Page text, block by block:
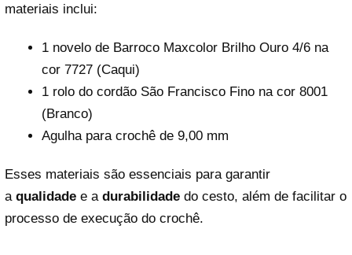
materiais inclui:
1 novelo de Barroco Maxcolor Brilho Ouro 4/6 na
cor 7727 (Caqui)
1 rolo do cordão São Francisco Fino na cor 8001
(Branco)
Agulha para crochê de 9,00 mm
Esses materiais são essenciais para garantir
a qualidade e a durabilidade do cesto, além de facilitar o
processo de execução do crochê.